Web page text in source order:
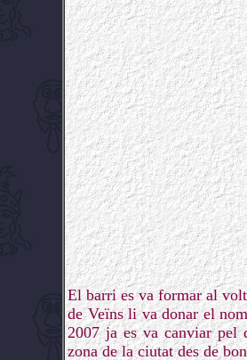
El barri es va formar al
de Veïns li va donar el
2007 ja es va canviar pel
zona de la ciutat des de